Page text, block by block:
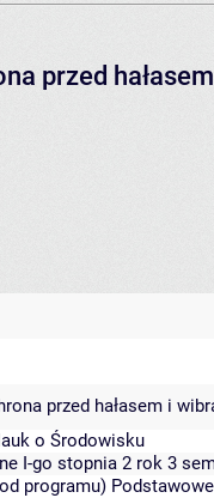
przed
przed hałasem i
o Środowisku
I-go stopnia 2 rok 3
programu)